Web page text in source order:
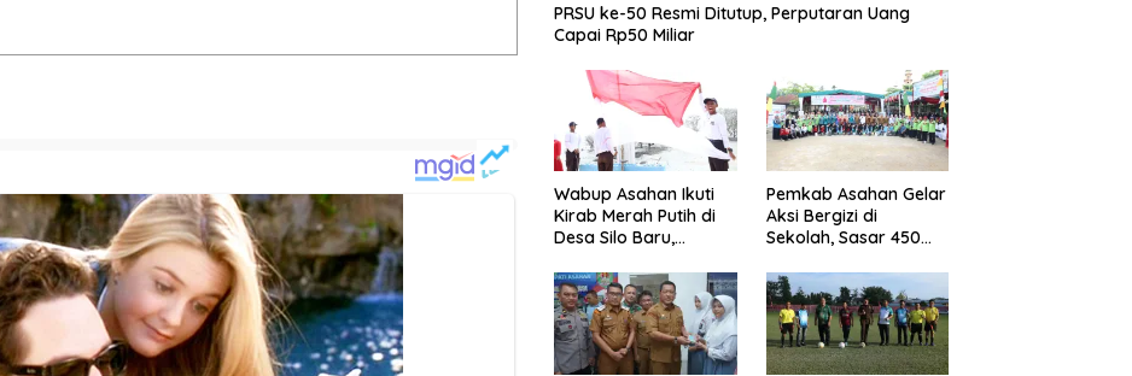
PRSU ke-50 Resmi Ditutup, Perputaran Uang
Capai Rp50 Miliar
Wabup Asahan Ikuti
Kirab Merah Putih di
Desa Silo Baru,
Menggema
Pemkab Asahan Gelar
Aksi Bergizi di
Sekolah, Sasar 450
Stunting